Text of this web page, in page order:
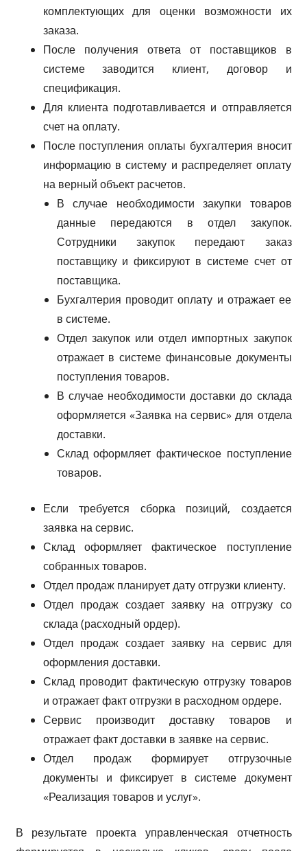
комплектующих для оценки возможности их
заказа.
После получения ответа от поставщиков в
системе заводится клиент, договор и
спецификация.
Для клиента подготавливается и отправляется
счет на оплату.
После поступления оплаты бухгалтерия вносит
информацию в систему и распределяет оплату
на верный объект расчетов.
В случае необходимости закупки товаров
данные передаются в отдел закупок.
Сотрудники закупок передают заказ
поставщику и фиксируют в системе счет от
поставщика.
Бухгалтерия проводит оплату и отражает ее
в системе.
Отдел закупок или отдел импортных закупок
отражает в системе финансовые документы
поступления товаров.
В случае необходимости доставки до склада
оформляется «Заявка на сервис» для отдела
доставки.
Склад оформляет фактическое поступление
товаров.
Если требуется сборка позиций, создается
заявка на сервис.
Склад оформляет фактическое поступление
собранных товаров.
Отдел продаж планирует дату отгрузки клиенту.
Отдел продаж создает заявку на отгрузку со
склада (расходный ордер).
Отдел продаж создает заявку на сервис для
оформления доставки.
Склад проводит фактическую отгрузку товаров
и отражает факт отгрузки в расходном ордере.
Сервис производит доставку товаров и
отражает факт доставки в заявке на сервис.
Отдел продаж формирует отгрузочные
документы и фиксирует в системе документ
«Реализация товаров и услуг».
В результате проекта управленческая отчетность